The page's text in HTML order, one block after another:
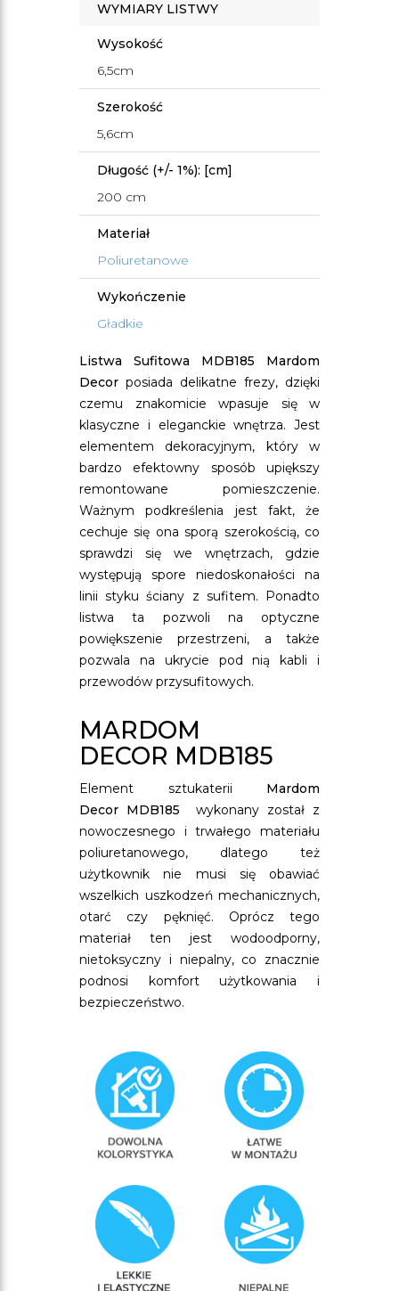
WYMIARY LISTWY
Wysokość
6,5cm
Szerokość
5,6cm
Długość (+/- 1%): [cm]
200 cm
Materiał
Poliuretanowe
Wykończenie
Gładkie
Listwa Sufitowa MDB185 Mardom
Decor posiada delikatne frezy, dzięki
czemu znakomicie wpasuje się w
klasyczne i eleganckie wnętrza. Jest
elementem dekoracyjnym, który w
bardzo efektowny sposób upiększy
remontowane pomieszczenie.
Ważnym podkreślenia jest fakt, że
cechuje się ona sporą szerokością, co
sprawdzi się we wnętrzach, gdzie
występują spore niedoskonałości na
linii styku ściany z sufitem. Ponadto
listwa ta pozwoli na optyczne
powiększenie przestrzeni, a także
pozwala na ukrycie pod nią kabli i
przewodów przysufitowych.
MARDOM
DECOR MDB185
Element sztukaterii Mardom
Decor MDB185
wykonany został z
nowoczesnego i trwałego materiału
poliuretanowego, dlatego też
użytkownik nie musi się obawiać
wszelkich uszkodzeń mechanicznych,
otarć czy pęknięć. Oprócz tego
materiał ten jest wodoodporny,
nietoksyczny i niepalny, co znacznie
podnosi komfort użytkowania i
bezpieczeństwo.